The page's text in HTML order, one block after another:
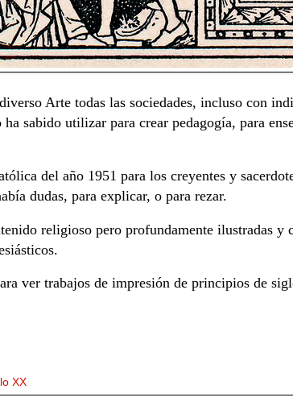
Arte todas las sociedades, incluso con
sabido utilizar para crear pedagogía, para
del año 1951 para los creyentes y
dudas, para explicar, o para rezar.
religioso pero profundamente ilustradas y
ver trabajos de impresión de principios de
XX